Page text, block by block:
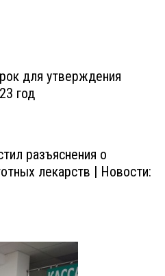
для утверждения
год
разъяснения о
лекарств | Новости: